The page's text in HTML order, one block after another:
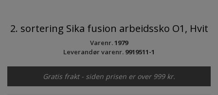
2. sortering Sika fusion arbeidssko O1, Hvit
Varenr.1979
Leverandør varenr. 9919511-1
Gratis frakt - siden prisen er over 999 kr.